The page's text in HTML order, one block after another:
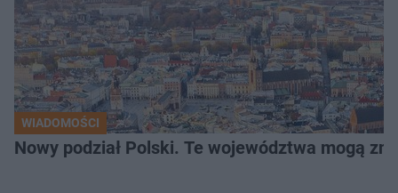
WIADOMOŚCI
Nowy podział Polski. Te województwa mogą